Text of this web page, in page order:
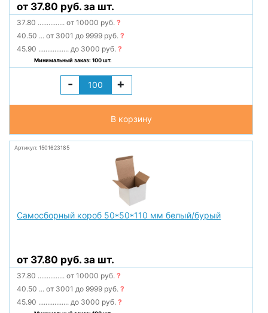
от 37.80 руб. за шт.
37.80 ............... от 10000 руб.?
40.50 ... от 3001 до 9999 руб.?
45.90 ................. до 3000 руб.?
Минимальный заказ: 100 шт.
- +
В корзину
Артикул: 1501623185
Самосборный короб 50*50*110 мм белый/бурый
от 37.80 руб. за шт.
37.80 ............... от 10000 руб.?
40.50 ... от 3001 до 9999 руб.?
45.90 ................. до 3000 руб.?